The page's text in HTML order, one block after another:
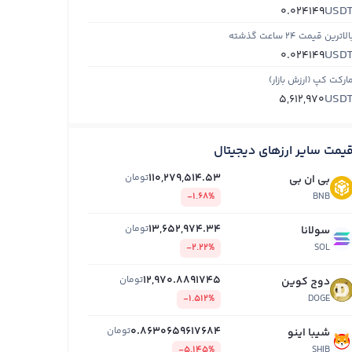
0.024149
قیمت ۲۴ ساعت گذشته
0.024149
مارکت کپ (ارزش بازار)
5,612,970
قیمت سایر ارزهای دیجیتال
بی ان بی
BNB
110,279,514.53تومان
-1.68%
سولانا
SOL
13,652,974.34تومان
-2.22%
دوج کوین
DOGE
12,970.8891745تومان
-1.512%
شیبا اینو 0.8630659617684تومان